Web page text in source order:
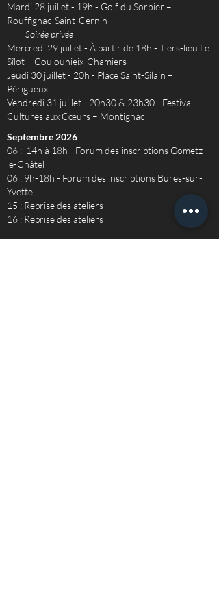
Mardi 28 juillet - 19h - Golf du Sorbier –
Rouffignac-Saint-Cernin -
Soirée privée
Mercredi 29 juillet - À partir de 18h - Tiers-lieu Le
Sîlot – Coulounieix-Chamiers
Jeudi 30 juillet - 20h - Place Saint-Silain –
Périgueux
Vendredi 31 juillet - 20h30 & 23h30 - Festival
Cultures aux Cœurs – Montignac
Septembre 2026
06 : 14h à 18h - Forum des inscriptions Gometz-
le-Châtel
06 : 9h-18h - Forum des inscriptions Bures-sur-
Yvette
15 : Reprise des ateliers
16 : Reprise des ateliers